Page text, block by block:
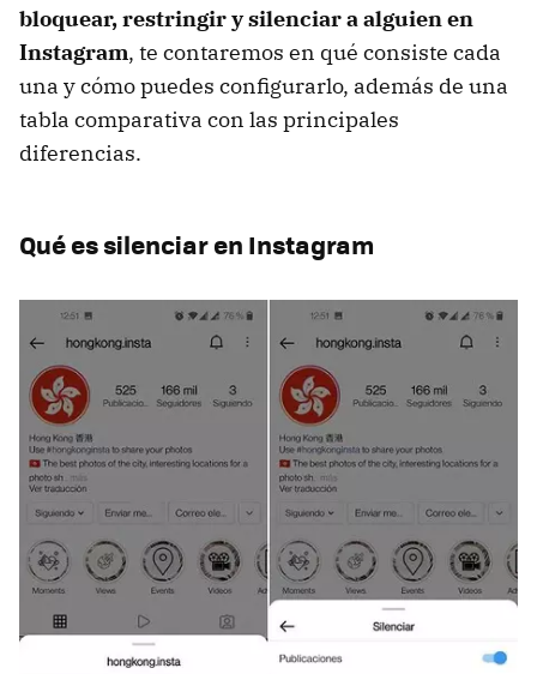
bloquear, restringir y silenciar a alguien en
Instagram, te contaremos en qué consiste cada
una y cómo puedes configurarlo, además de una
tabla comparativa con las principales
diferencias.
Qué es silenciar en Instagram